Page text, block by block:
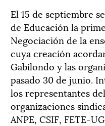
El 15 de septiembre
de Educación la
Negociación de la
cuya creación
Gabilondo y las
pasado 30 de junio.
los representantes
organizaciones
ANPE, CSIF, FETE-